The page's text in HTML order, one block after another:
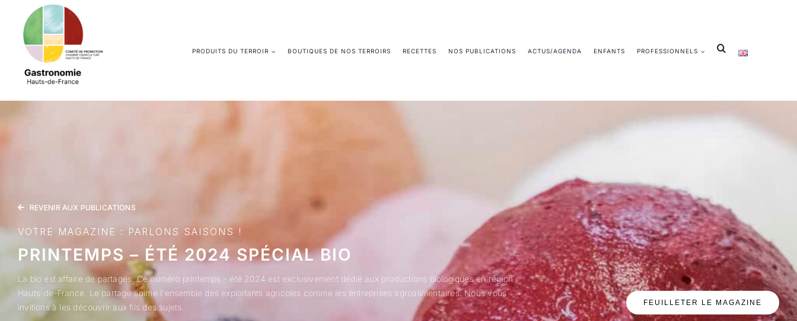
contenu
PRODUITS DU TERROIR BOUTIQUES DE NOS TERROIRS RECETTES NOS PUBLICATIONS ACTUS/AGENDA ENFANTS PROFESSIONNELS
REVENIR AUX PUBLICATIONS
VOTRE MAGAZINE : PARLONS SAISONS !
PRINTEMPS – ÉTÉ 2024 SPÉCIAL BIO
La bio est affaire de partages. Ce numéro printemps - été 2024 est exclusivement dédié aux productions biologiques en région
Hauts-de-France. Le partage anime l'ensemble des exploitants agricoles comme les entreprises agroalimentaires. Nous vous
invitions à les découvrir aux fils des sujets.
FEUILLETER LE MAGAZINE